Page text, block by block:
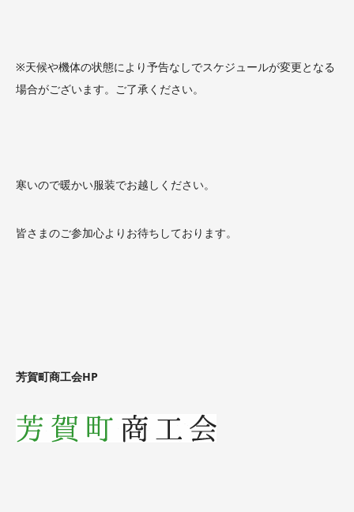
※天候や機体の状態により予告なしでスケジュールが変更となる
場合がございます。ご了承ください。
寒いので暖かい服装でお越しください。
皆さまのご参加心よりお待ちしております。
芳賀町商工会HP